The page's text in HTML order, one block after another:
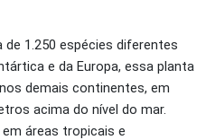
1.250 espécies diferentes
e da Europa, essa planta
demais continentes, em
acima do nível do mar.
áreas tropicais e